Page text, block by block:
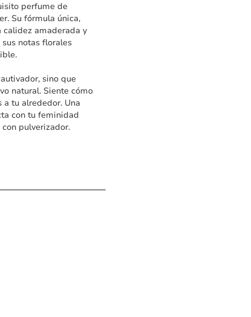
perfume de
Su fórmula única,
calidez amaderada y
notas florales
sino que
natural. Siente cómo
a tu alrededor. Una
con tu feminidad
pulverizador.